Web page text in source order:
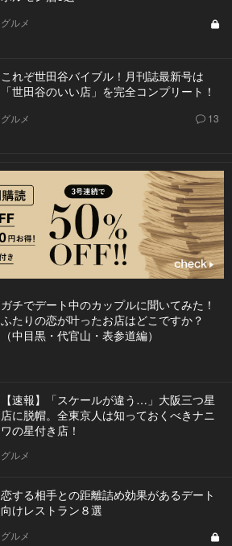
グルメ
これぞ世田谷バイブル！月刊誌最新号は
「世田谷のいい店」を完全コンプリート！
グルメ 13
ガチでデート中のカップルに聞いてみた！
ふたりの恋が叶ったお店はどこですか？
（中目黒・代官山・表参道編）
【速報】「スケールが違う…」大阪三つ星
店に脱帽。全東京人は知っておくべきナニ
ワの星付き店！
グルメ
恋する相手との距離詰め効果があるデート
向けレストラン８選
グルメ